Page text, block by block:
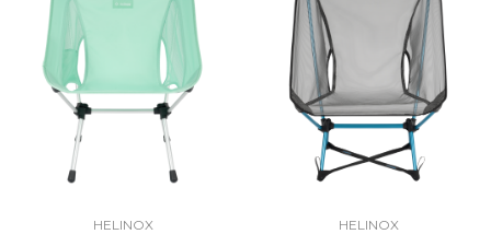
HELINOX HELINOX